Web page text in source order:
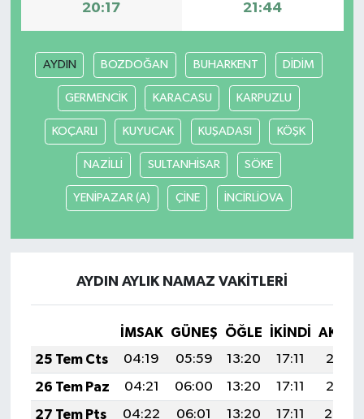
20:17 21:44
AYDIN BOZDOĞAN BUHARKENT DİDİM
GERMENCİK KARACASU KARPUZLU
KOÇARLI KUYUCAK KUŞADASI KÖŞK
NAZİLLİ SULTANHİSAR SÖKE
YENİPAZAR (A) ÇİNE İNCİRLİOVA
AYDIN AYLIK NAMAZ VAKITLERI
İMSAK GÜNEŞ ÖĞLE İKINDI
25 Tem Cts
04:19 05:59 13:20 17:11
20:31
26 Tem Paz
04:21 06:00 13:20 17:11
20:31
27 Tem Pts
04:22 06:01 13:20 17:11
20:30